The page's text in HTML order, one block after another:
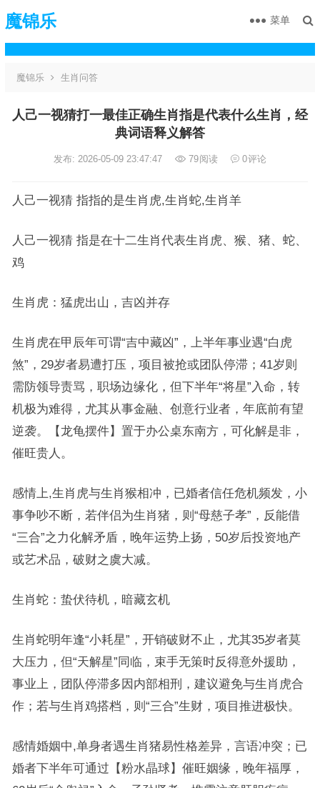
魔锦乐 菜单
魔锦乐 生肖问答
人己一视猜打一最佳正确生肖指是代表什么生肖，经
典词语释义解答
发布: 2026-05-09 23:47:47 79阅读 0评论
人己一视猜 指指的是生肖虎,生肖蛇,生肖羊
人己一视猜 指是在十二生肖代表生肖虎、猴、猪、蛇、
鸡
生肖虎：猛虎出山，吉凶并存
生肖虎在甲辰年可谓“吉中藏凶”，上半年事业遇“白虎
煞”，29岁者易遭打压，项目被抢或团队停滞；41岁则
需防领导责骂，职场边缘化，但下半年“将星”入命，转
机极为难得，尤其从事金融、创意行业者，年底前有望
逆袭。【龙龟摆件】置于办公桌东南方，可化解是非，
催旺贵人。
感情上,生肖虎与生肖猴相冲，已婚者信任危机频发，小
事争吵不断，若伴侣为生肖猪，则“母慈子孝”，反能借
“三合”之力化解矛盾，晚年运势上扬，50岁后投资地产
或艺术品，破财之虞大减。
生肖蛇：蛰伏待机，暗藏玄机
生肖蛇明年逢“小耗星”，开销破财不止，尤其35岁者莫
大压力，但“天解星”同临，束手无策时反得意外援助，
事业上，团队停滞多因内部相刑，建议避免与生肖虎合
作；若与生肖鸡搭档，则“三合”生财，项目推进极快。
感情婚姻中,单身者遇生肖猪易性格差异，言语冲突；已
婚者下半年可通过【粉水晶球】催旺姻缘，晚年福厚，